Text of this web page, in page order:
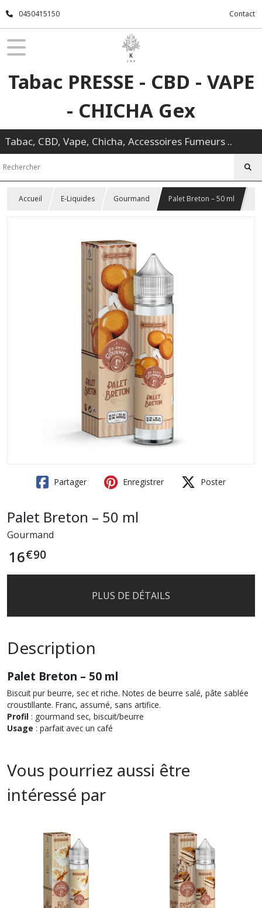
0450415150 Contact
Tabac PRESSE - CBD - VAPE
- CHICHA Gex
Tabac, CBD, Vape, Chicha, Accessoires Fumeurs ..
Accueil E-Liquides Gourmand Palet Breton – 50 ml
Partager Enregistrer Poster
Palet Breton – 50 ml
Gourmand
16€90
PLUS DE DÉTAILS
Description
Palet Breton – 50 ml
Biscuit pur beurre, sec et riche. Notes de beurre salé, pâte sablée
croustillante. Franc, assumé, sans artifice.
Profil : gourmand sec, biscuit/beurre
Usage : parfait avec un café
Vous pourriez aussi être
intéressé par